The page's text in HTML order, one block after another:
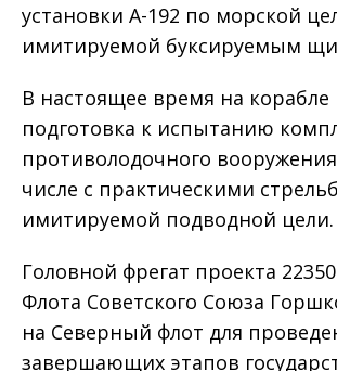
установки А-192 по морской
имитируемой буксируемым
В настоящее время на корабле
подготовка к испытанию
противолодочного
числе с практическими
имитируемой подводной цели.
Головной фрегат проекта
Флота Советского Союза
на Северный флот для
завершающих этапов